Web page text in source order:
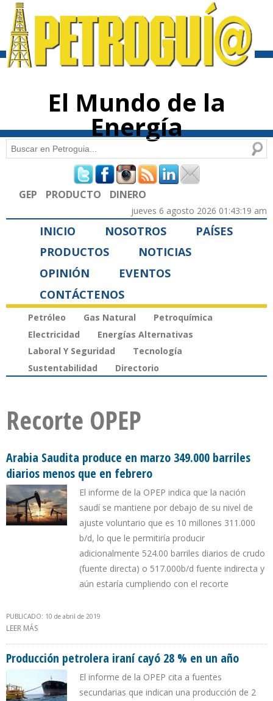
contenido
El Mundo de la
Energía
Formulario de búsqueda
Buscar
GEP PRODUCTO DINERO
jueves 6 agosto 2026 01:43:19 am
INICIO NOSOTROS
PAÍSES
PRODUCTOS
NOTICIAS
OPINIÓN
EVENTOS
CONTÁCTENOS
Petróleo Gas Natural
Petroquímica
Electricidad
Energías Alternativas
Laboral Y Seguridad
Tecnología
Sustentabilidad
Directorio
Recorte OPEP
Arabia Saudita produce en marzo 349.000 barriles
diarios menos que en febrero
El informe de la OPEP indica que la nación
saudí se mantiene por debajo de su nivel de
ajuste voluntario que es 10 millones 311.000
b/d, lo que le permitiría producir
adicionalmente 524.00 barriles diarios de crudo
(fuente directa) o 517.000b/d fuente indirecta y
aún estaría cumpliendo con el recorte
PUBLICADO: 10 de abril de 2019
LEER MÁS
Producción petrolera iraní cayó 28 % en un año
El informe de la OPEP cita a fuentes
secundarias que indican una producción de 2